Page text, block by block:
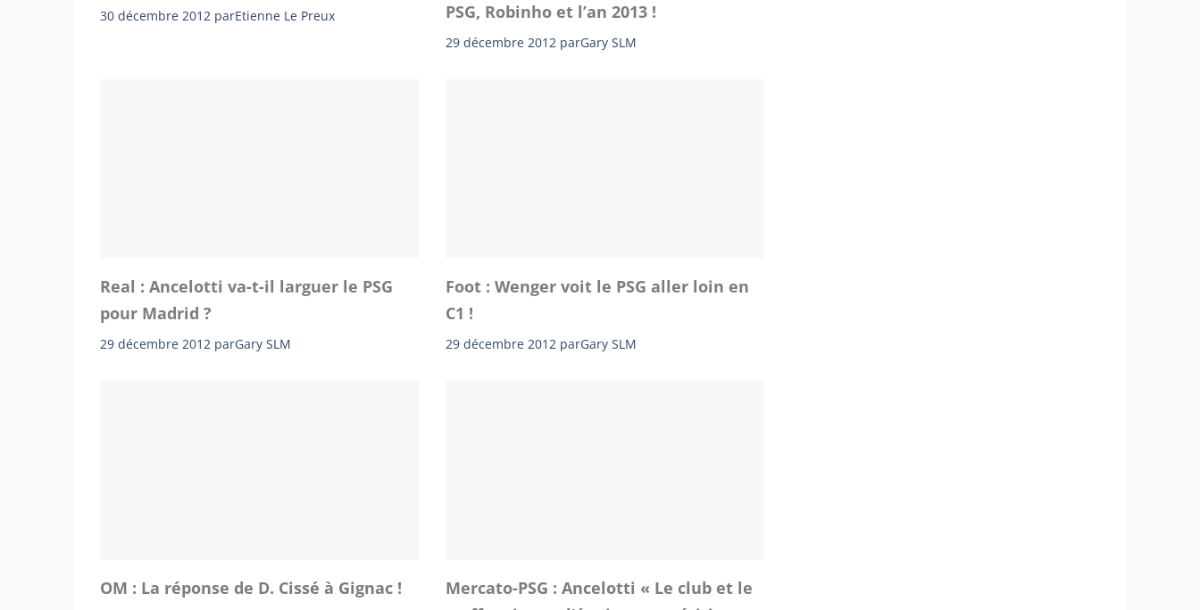
30 décembre 2012 parEtienne Le Preux
PSG, Robinho et l’an 2013 !
29 décembre 2012 parGary SLM
Real : Ancelotti va-t-il larguer le PSG
pour Madrid ?
29 décembre 2012 parGary SLM
Foot : Wenger voit le PSG aller loin en
C1 !
29 décembre 2012 parGary SLM
OM : La réponse de D. Cissé à Gignac !
Mercato-PSG : Ancelotti « Le club et le